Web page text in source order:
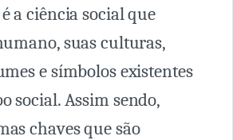
a ciência social que
suas culturas,
e símbolos existentes
social. Assim sendo,
chaves que são